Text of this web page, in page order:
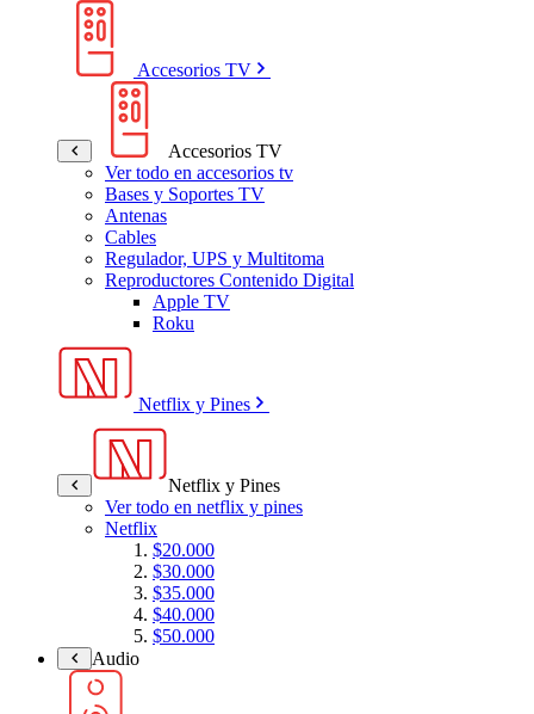
Accesorios TV
Accesorios TV
Ver todo en accesorios tv
Bases y Soportes TV
Antenas
Cables
Regulador, UPS y Multitoma
Reproductores Contenido Digital
Apple TV
Roku
Netflix y Pines
Netflix y Pines
Ver todo en netflix y pines
Netflix
$20.000
$30.000
$35.000
$40.000
$50.000
Audio